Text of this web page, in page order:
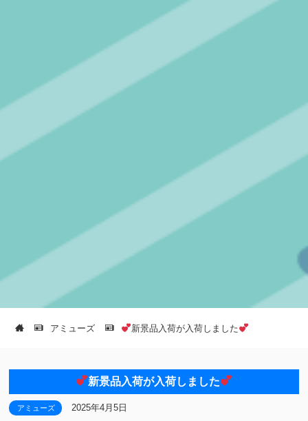
アミューズ 新景品入荷が入荷しました
新景品入荷が入荷しました
アミューズ 2025年4月5日